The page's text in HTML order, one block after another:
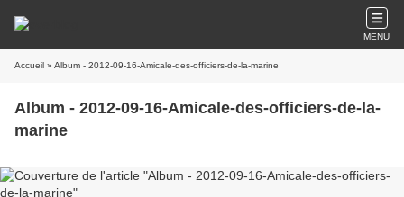
MENU
Accueil » Album - 2012-09-16-Amicale-des-officiers-de-la-marine
Album - 2012-09-16-Amicale-des-officiers-de-la-
marine